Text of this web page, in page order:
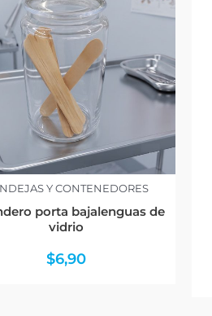
Y CONTENEDORES
porta bajalenguas de
vidrio
$6,90